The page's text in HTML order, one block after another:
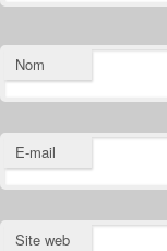
Nom
E-mail
Site web